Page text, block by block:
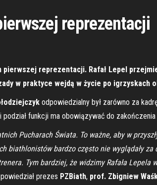
reprezentacji
reprezentacji. Rafał Lepel
w praktyce wejdą w życie po igrzyskach
odpowiedzialny był zarówno za
podział funkcji ma obowiązywać do zakończenia
Pucharach Świata. To ważne, aby w
biathlonistów bardzo często nie wyglądały
Tym bardziej, że widzimy Rafała Lepela
powiedział prezes PZBiath, prof. Zbigniew